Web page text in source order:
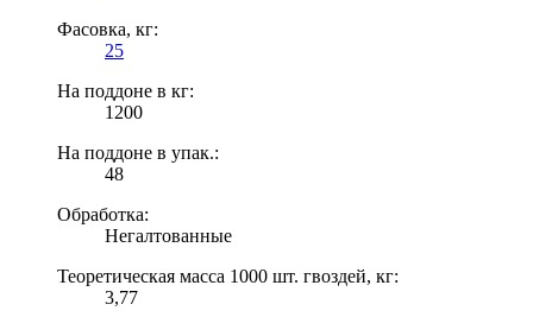
Фасовка, кг:
25
На поддоне в кг:
1200
На поддоне в упак.:
48
Обработка:
Негалтованные
Теоретическая масса 1000 шт. гвоздей, кг:
3,77